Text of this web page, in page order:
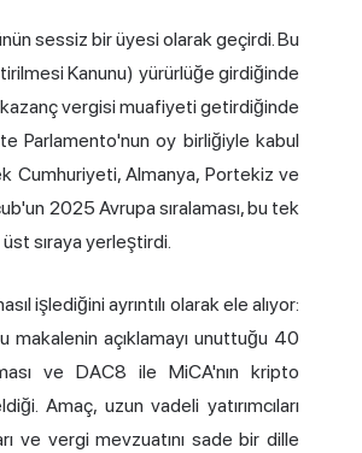
sessiz bir üyesi olarak geçirdi. Bu
Kanunu) yürürlüğe girdiğinde
vergisi muafiyeti getirdiğinde
Parlamento'nun oy birliğiyle kabul
Cumhuriyeti, Almanya, Portekiz ve
2025 Avrupa sıralaması, bu tek
sıraya yerleştirdi.
işlediğini ayrıntılı olarak ele alıyor:
makalenin açıklamayı unuttuğu 40
ve DAC8 ile MiCA'nın kripto
Amaç, uzun vadeli yatırımcıları
ve vergi mevzuatını sade bir dille